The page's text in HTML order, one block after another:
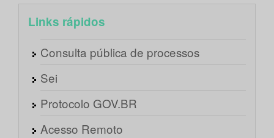
Links rápidos
Consulta pública de processos
Sei
Protocolo GOV.BR
Acesso Remoto